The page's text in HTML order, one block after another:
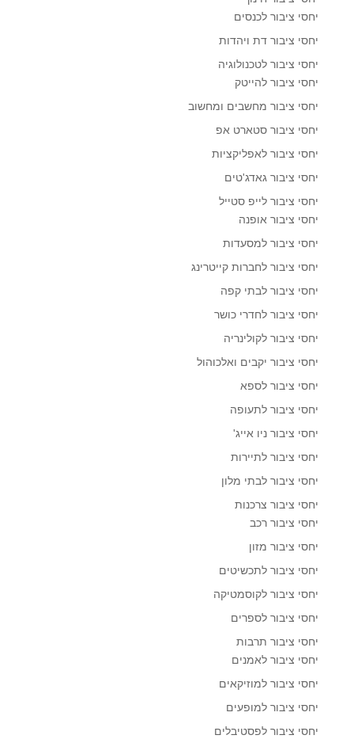
יחסי ציבור לכנסים
יחסי ציבור דת ויהדות
יחסי ציבור לטכנולוגיה
יחסי ציבור להייטק
יחסי ציבור מחשבים ומחשוב
יחסי ציבור סטארט אפ
יחסי ציבור לאפליקציות
יחסי ציבור גאדג'טים
יחסי ציבור לייפ סטייל
יחסי ציבור אופנה
יחסי ציבור למסעדות
יחסי ציבור לחברות קייטרינג
יחסי ציבור לבתי קפה
יחסי ציבור לחדרי כושר
יחסי ציבור לקולינריה
יחסי ציבור יקבים ואלכוהול
יחסי ציבור לספא
יחסי ציבור לתעופה
יחסי ציבור ניו אייג'
יחסי ציבור לתיירות
יחסי ציבור לבתי מלון
יחסי ציבור צרכנות
יחסי ציבור רכב
יחסי ציבור מזון
יחסי ציבור לתכשיטים
יחסי ציבור לקוסמטיקה
יחסי ציבור לספרים
יחסי ציבור תרבות
יחסי ציבור לאמנים
יחסי ציבור למוזיקאים
יחסי ציבור למופעים
יחסי ציבור לפסטיבלים